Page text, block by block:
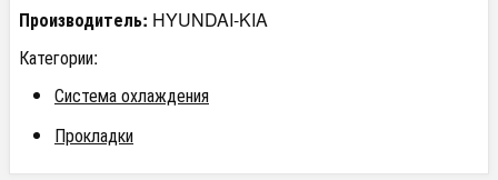
Производитель: HYUNDAI-KIA
Категории:
Система охлаждения
Прокладки